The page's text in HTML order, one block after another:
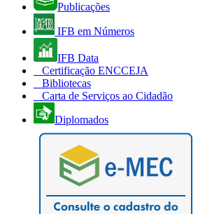
Publicações
IFB em Números
IFB Data
Certificação ENCCEJA
Bibliotecas
Carta de Serviços ao Cidadão
Diplomados